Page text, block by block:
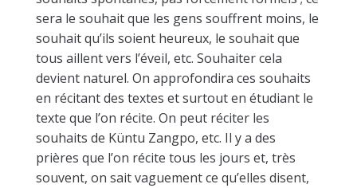
sera le souhait que les gens souffrent moins, le
souhait qu’ils soient heureux, le souhait que
tous aillent vers l’éveil, etc. Souhaiter cela
devient naturel. On approfondira ces souhaits
en récitant des textes et surtout en étudiant le
texte que l’on récite. On peut réciter les
souhaits de Küntu Zangpo, etc. Il y a des
prières que l’on récite tous les jours et, très
souvent, on sait vaguement ce qu’elles disent,